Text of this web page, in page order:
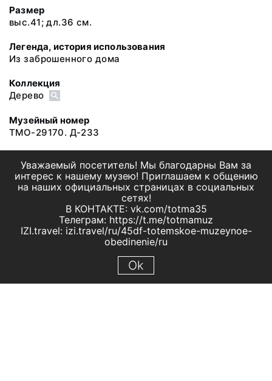
Размер
выс.41; дл.36 см.
Легенда, история использования
Из заброшенного дома
Коллекция
Дерево
Музейный номер
ТМО-29170. Д-233
Уважаемый посетитель! Мы благодарны Вам за
интерес к нашему музею! Приглашаем к общению
на наших официальных страницах в социальных
сетях!
В КОНТАКТЕ: vk.com/totma35
Телеграм: https://t.me/totmamuz
IZI.travel: izi.travel/ru/45df-totemskoe-muzeynoe-
obedinenie/ru
Ok